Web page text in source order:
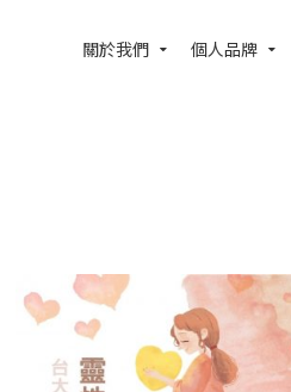
關於我們 個人品牌